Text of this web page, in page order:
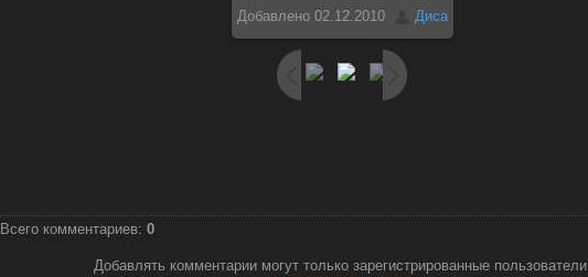
Добавлено02.12.2010 Диса
Всего комментариев: 0
Добавлять комментарии могут только зарегистрированные пользователи.